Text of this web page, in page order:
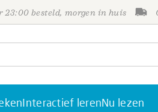
23:00 besteld, morgen in huis
Interactief lerenNu lezen